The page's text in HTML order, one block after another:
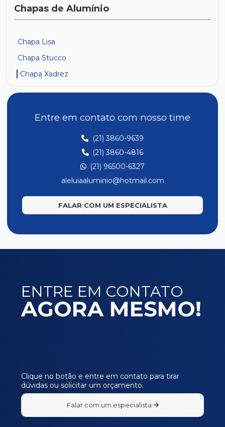
Chapas de Alumínio
Chapa Lisa
Chapa Stucco
Chapa Xadrez
Entre em contato com nosso time
(21) 3860-9639
(21) 3860-4816
(21) 96500-6327
aleluiaaluminio@hotmail.com
FALAR COM UM ESPECIALISTA
ENTRE EM CONTATO
AGORA MESMO!
Clique no botão e entre em contato para tirar
dúvidas ou solicitar um orçamento.
Falar com um especialista